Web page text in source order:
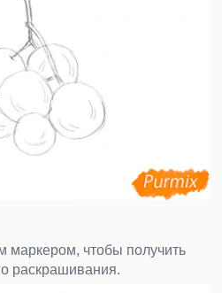
маркером, чтобы получить
раскрашивания.